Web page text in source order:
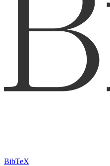
BibTeX